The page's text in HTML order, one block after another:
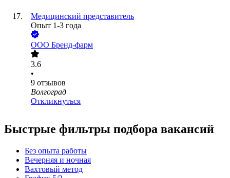
Медицинский представитель
Опыт 1-3 года
ООО Бренд-фарм
3.6
•
9 отзывов
Волгоград
Откликнуться
Быстрые фильтры подбора вакансий
Без опыта работы
Вечерняя и ночная
Вахтовый метод